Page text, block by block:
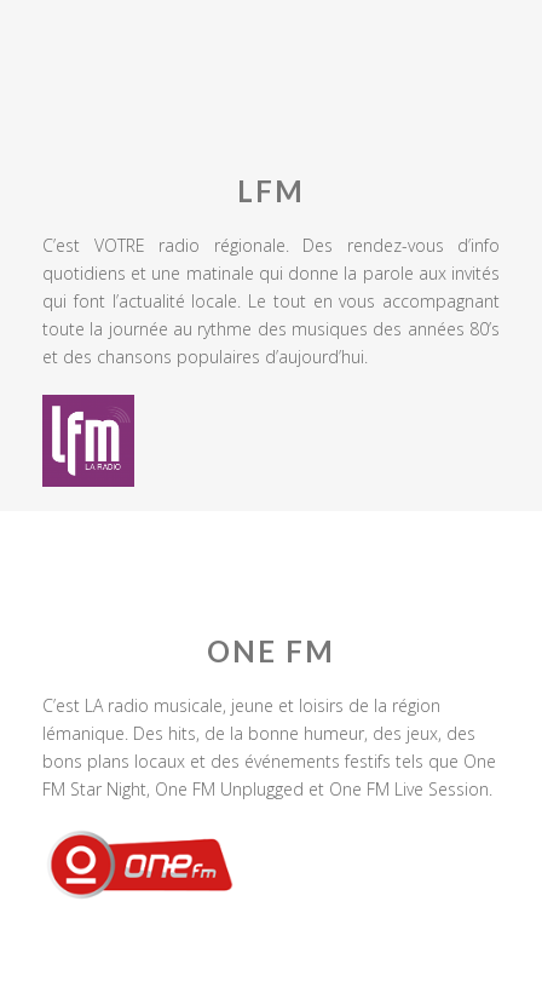
LFM
C’est VOTRE radio régionale. Des rendez-vous d’info
quotidiens et une matinale qui donne la parole aux invités
qui font l’actualité locale. Le tout en vous accompagnant
toute la journée au rythme des musiques des années 80’s
et des chansons populaires d’aujourd’hui.
ONE FM
C’est LA radio musicale, jeune et loisirs de la région
lémanique. Des hits, de la bonne humeur, des jeux, des
bons plans locaux et des événements festifs tels que One
FM Star Night, One FM Unplugged et One FM Live Session.